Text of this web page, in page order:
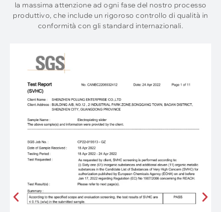
la massima attenzione ad ogni fase del nostro processo
produttivo, che include un rigoroso controllo di qualità in
conformità con gli standard internazionali.